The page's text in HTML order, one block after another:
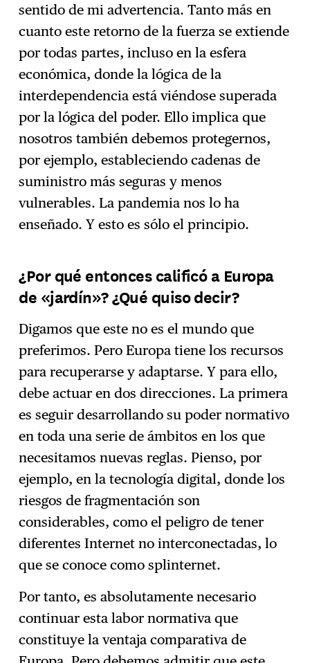
sentido de mi advertencia. Tanto más en
cuanto este retorno de la fuerza se extiende
por todas partes, incluso en la esfera
económica, donde la lógica de la
interdependencia está viéndose superada
por la lógica del poder. Ello implica que
nosotros también debemos protegernos,
por ejemplo, estableciendo cadenas de
suministro más seguras y menos
vulnerables. La pandemia nos lo ha
enseñado. Y esto es sólo el principio.
¿Por qué entonces calificó a Europa
de «jardín»? ¿Qué quiso decir?
Digamos que este no es el mundo que
preferimos. Pero Europa tiene los recursos
para recuperarse y adaptarse. Y para ello,
debe actuar en dos direcciones. La primera
es seguir desarrollando su poder normativo
en toda una serie de ámbitos en los que
necesitamos nuevas reglas. Pienso, por
ejemplo, en la tecnología digital, donde los
riesgos de fragmentación son
considerables, como el peligro de tener
diferentes Internet no interconectadas, lo
que se conoce como splinternet.
Por tanto, es absolutamente necesario
continuar esta labor normativa que
constituye la ventaja comparativa de